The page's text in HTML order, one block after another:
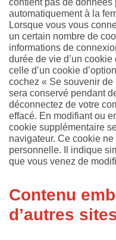
contient pas de
automatiquement à la
Lorsque vous vous
un certain nombre de
informations de
durée de vie d’un
celle d’un cookie
cochez « Se souvenir
sera conservé pendant
déconnectez de votre
effacé. En modifiant ou
cookie supplémentaire
navigateur. Ce cookie
personnelle. Il indique
que vous venez de
Contenu
d’autres